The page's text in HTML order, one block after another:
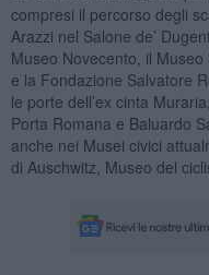
compresi il percorso degli
Arazzi nel Salone de’
Museo Novecento, il
e la Fondazione Salvatore
le porte dell’ex cinta
Porta Romana e Baluardo
anche nei Musei civici
di Auschwitz, Museo del